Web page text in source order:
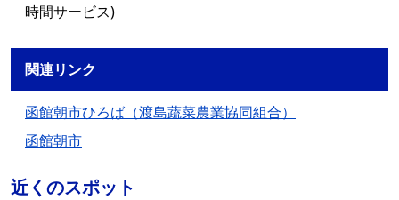
時間サービス)
関連リンク
函館朝市ひろば（渡島蔬菜農業協同組合）
函館朝市
近くのスポット